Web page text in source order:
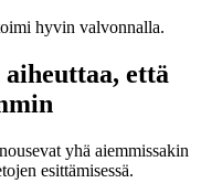
hyvin valvonnalla.
että
yhä aiemmissakin
esittämisessä.